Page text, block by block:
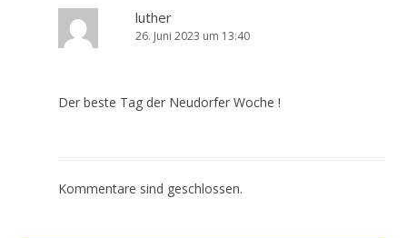
luther
26. Juni 2023 um 13:40
Der beste Tag der Neudorfer Woche !
Kommentare sind geschlossen.